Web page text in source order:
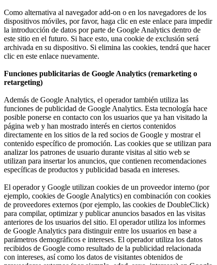
Como alternativa al navegador add-on o en los navegadores de los
dispositivos móviles, por favor, haga clic en este enlace para impedir
la introducción de datos por parte de Google Analytics dentro de
este sitio en el futuro. Si hace esto, una cookie de exclusión será
archivada en su dispositivo. Si elimina las cookies, tendrá que hacer
clic en este enlace nuevamente.
Funciones publicitarias de Google Analytics (remarketing o
retargeting)
Además de Google Analytics, el operador también utiliza las
funciones de publicidad de Google Analytics. Esta tecnología hace
posible ponerse en contacto con los usuarios que ya han visitado la
página web y han mostrado interés en ciertos contenidos
directamente en los sitios de la red socios de Google y mostrar el
contenido específico de promoción. Las cookies que se utilizan para
analizar los patrones de usuario durante visitas al sitio web se
utilizan para insertar los anuncios, que contienen recomendaciones
específicas de productos y publicidad basada en intereses.
El operador y Google utilizan cookies de un proveedor interno (por
ejemplo, cookies de Google Analytics) en combinación con cookies
de proveedores externos (por ejemplo, las cookies de DoubleClick)
para compilar, optimizar y publicar anuncios basados en las visitas
anteriores de los usuarios del sitio. El operador utiliza los informes
de Google Analytics para distinguir entre los usuarios en base a
parámetros demográficos e intereses. El operador utiliza los datos
recibidos de Google como resultado de la publicidad relacionada
con intereses, así como los datos de visitantes obtenidos de